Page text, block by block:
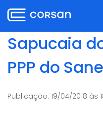
para
o
conteúdo
para
para
o
conteúdo
Sapucaia
PPP do
Publicação: 19/04/2018 às